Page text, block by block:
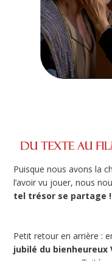
Puisque nous avons la
l’avoir vu jouer, nous
tel trésor se partage !
Petit retour en arrière :
jubilé du bienheureux